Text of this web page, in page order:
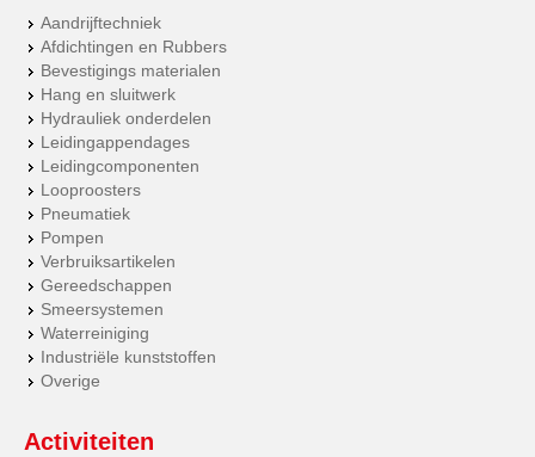
Aandrijftechniek
Afdichtingen en Rubbers
Bevestigings materialen
Hang en sluitwerk
Hydrauliek onderdelen
Leidingappendages
Leidingcomponenten
Looproosters
Pneumatiek
Pompen
Verbruiksartikelen
Gereedschappen
Smeersystemen
Waterreiniging
Industriële kunststoffen
Overige
Activiteiten